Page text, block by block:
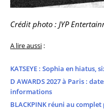
Crédit photo : JYP
A lire aussi :
KATSEYE : Sophia en hiatus,
D AWARDS 2027 à Paris :
informations
BLACKPINK réuni au